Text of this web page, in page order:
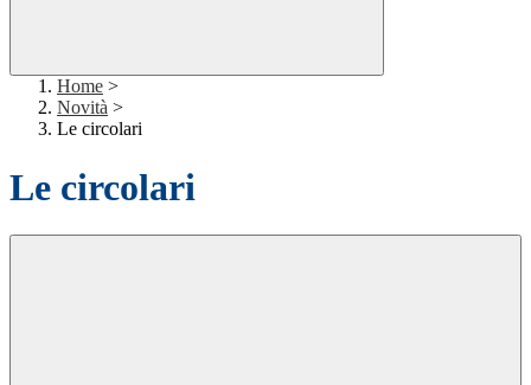
Home >
Novità >
Le circolari
Le circolari